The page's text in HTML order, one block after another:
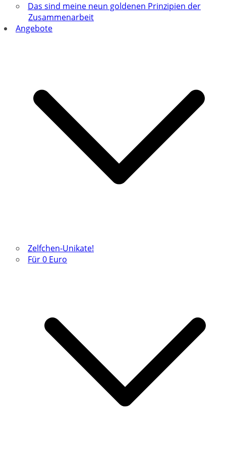
Das sind meine neun goldenen Prinzipien der
Zusammenarbeit
Angebote
Zelfchen-Unikate!
Für 0 Euro